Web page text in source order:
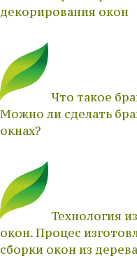
декорирования окон
Что такое
Можно ли сделать
окнах?
Технология
окон. Процес
сборки окон из дерева